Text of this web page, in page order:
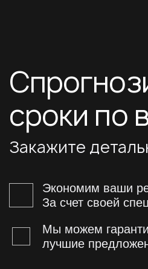
сроки по
Закажите
Экономим ваши
За счет своей
Мы можем
лучшие